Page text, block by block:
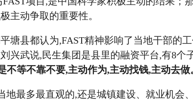
主动争取的重要性。
塘县都认为,FAST精神影响了当地干部的
兴武说,民生集团是县里的融资平台,有8个
不等不靠不要,主动作为,主动找钱,主动去做
最多最直观的,还是城镇建设、就业机会